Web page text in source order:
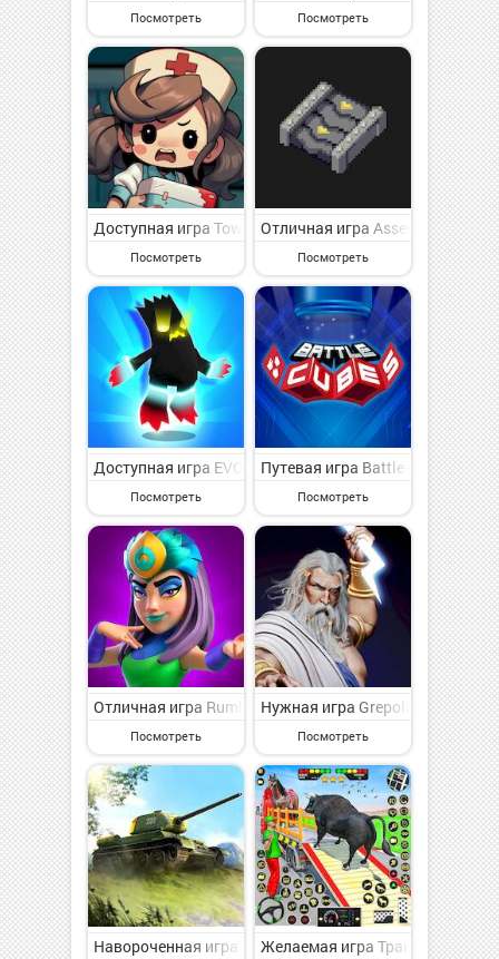
Посмотреть Посмотреть
Доступная игра Town Survivor - Zombie Haunt на
Посмотреть
Отличная игра Assembly Line 2
Посмотреть
Доступная игра EVO Wars на Андроид - веселая
Посмотреть
Путевая игра Battle Cubes на
Посмотреть
Отличная игра Rumble Rivals Tower Defense TD на
Посмотреть
Нужная игра Grepolis на
Посмотреть
Навороченная игра Tanks Charge: Онлайн PvP Арена
Желаемая игра Транспортные